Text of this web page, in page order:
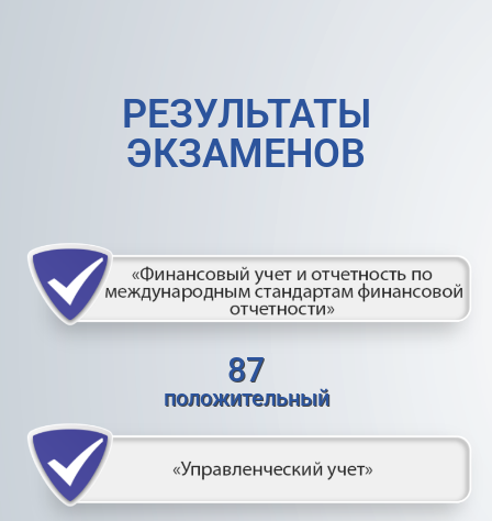
РЕЗУЛЬТАТЫ
ЭКЗАМЕНОВ
87
положительный